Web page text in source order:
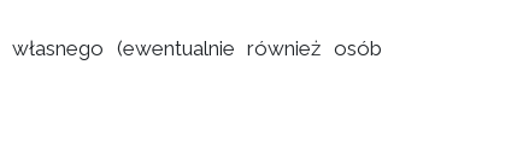
własnego (ewentualnie również osób